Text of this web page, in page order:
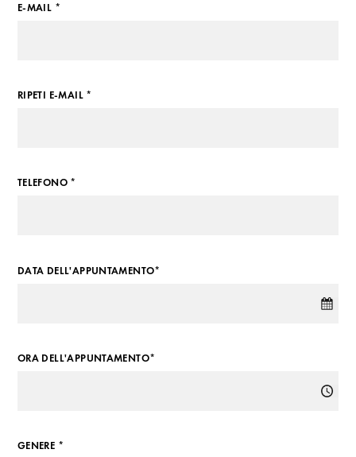
E-MAIL *
RIPETI E-MAIL *
TELEFONO *
DATA DELL'APPUNTAMENTO*
ORA DELL'APPUNTAMENTO*
GENERE *